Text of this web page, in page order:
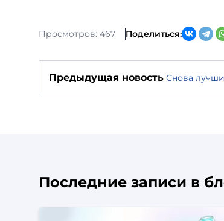
Просмотров: 467 Поделиться:
Предыдущая новость Снова
Последние записи в